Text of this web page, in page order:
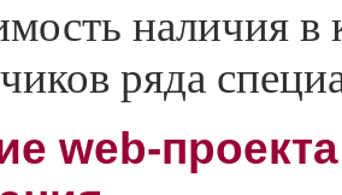
наличия в
ряда
web-